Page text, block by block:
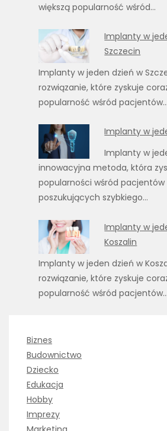
większą popularność wśród…
Implanty w
Szczecin
Implanty w jeden dzień w
rozwiązanie, które zyskuje
popularność wśród pacjentów…
Implanty w
Implanty w
innowacyjna metoda, która
popularności wśród pacjentów
poszukujących szybkiego…
Implanty w
Koszalin
Implanty w jeden dzień w
rozwiązanie, które zyskuje
popularność wśród pacjentów…
Biznes
Budownictwo
Dziecko
Edukacja
Hobby
Imprezy